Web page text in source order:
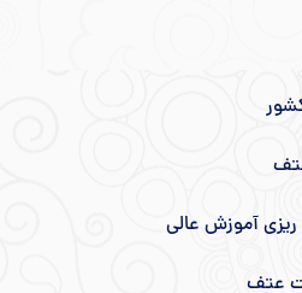
آموزش عالی
عتف